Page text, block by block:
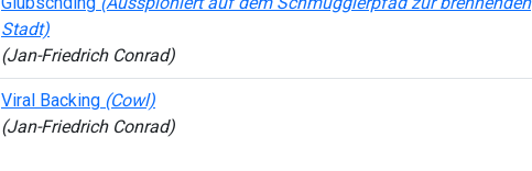
Stadt)
(Jan-Friedrich Conrad)
Viral Backing (Cowl)
(Jan-Friedrich Conrad)